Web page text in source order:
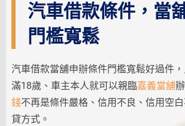
汽車借款條件，當
門檻寬鬆
汽車借款當舖申辦條件門檻寬鬆好過件
滿18歲、車主本人就可以親臨嘉義當舖
錢不再是條件嚴格、信用不良、信用空
貸方式。